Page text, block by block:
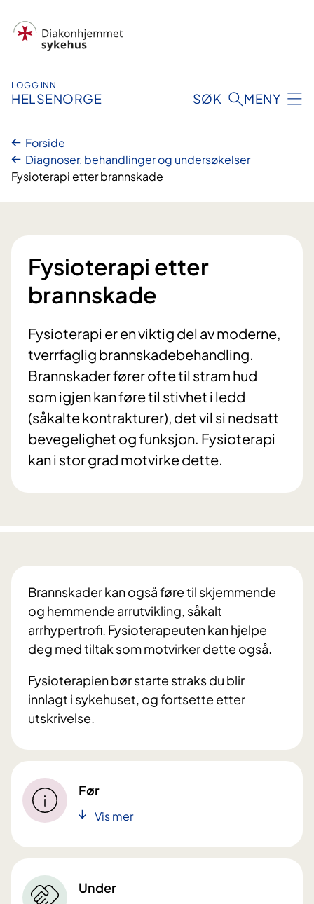
innhold
LOGG INN
HELSENORGE SØK MENY
Forside
Diagnoser, behandlinger og undersøkelser
Fysioterapi etter brannskade
Fysioterapi etter
brannskade
Fysioterapi er en viktig del av moderne,
tverrfaglig brannskadebehandling.
Brannskader fører ofte til stram hud
som igjen kan føre til stivhet i ledd
(såkalte kontrakturer), det vil si nedsatt
bevegelighet og funksjon. Fysioterapi
kan i stor grad motvirke dette.
Brannskader kan også føre til skjemmende
og hemmende arrutvikling, såkalt
arrhypertrofi. Fysioterapeuten kan hjelpe
deg med tiltak som motvirker dette også.
Fysioterapien bør starte straks du blir
innlagt i sykehuset, og fortsette etter
utskrivelse.
Før
Vis mer
Under